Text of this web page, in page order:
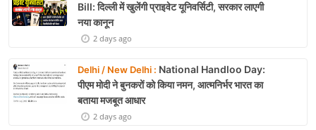
Bill: दिल्ली में खुलेंगी प्राइवेट यूनिवर्सिटी, सरकार लाएगी
नया कानून
2 days ago
Delhi / New Delhi : National Handloo Day:
पीएम मोदी ने बुनकरों को किया नमन, आत्मनिर्भर भारत का
बताया मजबूत आधार
2 days ago